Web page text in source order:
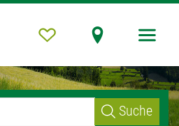
Suche